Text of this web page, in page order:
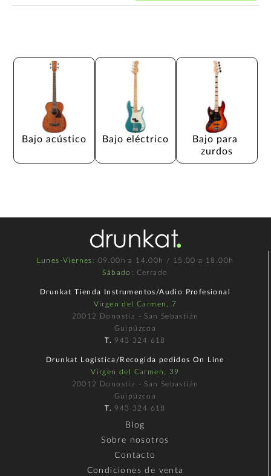
Bajo acústico Bajo eléctrico
Bajo para
zurdos
Lunes-Viernes : 09.00h a 14.00h / 15.00 a 18.00h
Sábado : Cerrado
Drunkat Tienda Instrumentos/Audio Profesional
Virgen del Carmen, 7
20012 Donostia - San Sebastián
Guipúzcoa
T. 943 324 618
Drunkat Logística/Recogida pedidos On Line
Virgen del Carmen, 39
20012 Donostia - San Sebastián
Guipúzcoa
T. 943 324 618
Blog
Sobre nosotros
Contacto
Condiciones de venta